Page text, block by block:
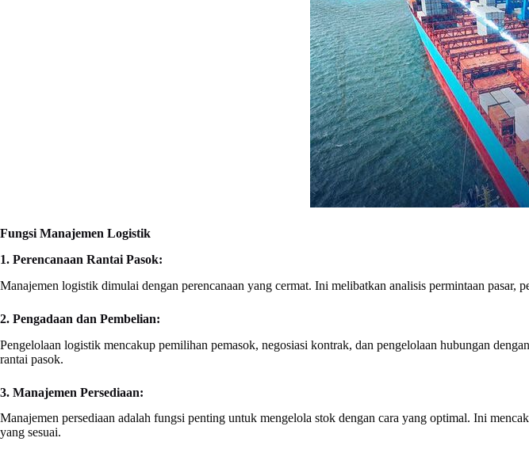
Fungsi Manajemen Logistik
1. Perencanaan Rantai Pasok:
Manajemen logistik dimulai dengan perencanaan yang cermat. Ini melibatkan analisis permintaan pasar,
2. Pengadaan dan Pembelian:
Pengelolaan logistik mencakup pemilihan pemasok, negosiasi kontrak, dan pengelolaan hubungan
rantai pasok.
3. Manajemen Persediaan:
Manajemen persediaan adalah fungsi penting untuk mengelola stok dengan cara yang optimal. Ini
yang sesuai.